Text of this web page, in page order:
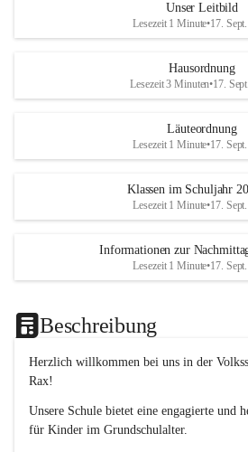
Unser Leitbild
Lesezeit 1 Minute•17.
Hausordnung
Lesezeit 3 Minuten•17.
Läuteordnung
Lesezeit 1 Minute•17.
Klassen im Schuljahr
Lesezeit 1 Minute•17.
Informationen zur
Lesezeit 1 Minute•17.
Beschreibung
Herzlich willkommen bei uns in der
Rax!
Unsere Schule bietet eine engagierte und
für Kinder im Grundschulalter.